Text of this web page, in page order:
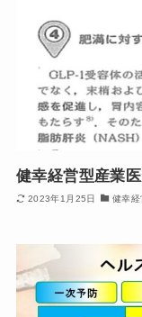
健幸経営型産業
2023年1月25日 健幸経